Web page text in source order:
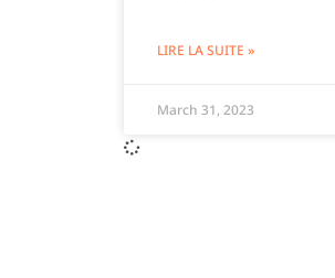
LIRE LA SUITE »
March 31, 2023